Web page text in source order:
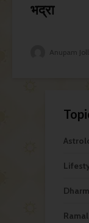
भद्रा
Anupam
Dharm